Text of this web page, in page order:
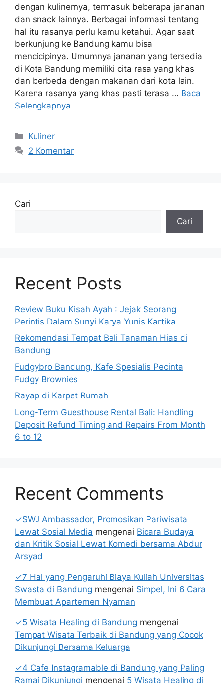
dengan kulinernya, termasuk beberapa jananan
dan snack lainnya. Berbagai informasi tentang
hal itu rasanya perlu kamu ketahui. Agar saat
berkunjung ke Bandung kamu bisa
mencicipinya. Umumnya jananan yang tersedia
di Kota Bandung memiliki cita rasa yang khas
dan berbeda dengan makanan dari kota lain.
Karena rasanya yang khas pasti terasa … Baca
Selengkapnya
Kategori
Kuliner
2 Komentar
Cari
Cari
Recent Posts
Review Buku Kisah Ayah : Jejak Seorang
Perintis Dalam Sunyi Karya Yunis Kartika
Rekomendasi Tempat Beli Tanaman Hias di
Bandung
Fudgybro Bandung, Kafe Spesialis Pecinta
Fudgy Brownies
Rayap di Karpet Rumah
Long-Term Guesthouse Rental Bali: Handling
Deposit Refund Timing and Repairs From Month
6 to 12
Recent Comments
✓SWJ Ambassador, Promosikan Pariwisata
Lewat Sosial Media mengenai Bicara Budaya
dan Kritik Sosial Lewat Komedi bersama Abdur
Arsyad
✓7 Hal yang Pengaruhi Biaya Kuliah Universitas
Swasta di Bandung mengenai Simpel, Ini 6 Cara
Membuat Apartemen Nyaman
✓5 Wisata Healing di Bandung mengenai
Tempat Wisata Terbaik di Bandung yang Cocok
Dikunjungi Bersama Keluarga
✓4 Cafe Instagramable di Bandung yang Paling
Ramai Dikunjungi mengenai 5 Wisata Healing di